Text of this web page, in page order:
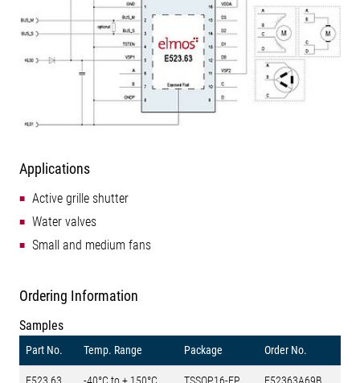
Applications
Active grille shutter
Water valves
Small and medium fans
Ordering Information
Samples
Part No. Temp. Range Package Order No.
E523.63 -40°C to + 150°C TSSOP16-EP E52363A69B